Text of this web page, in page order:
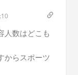
人数はどこも
からスポーツ